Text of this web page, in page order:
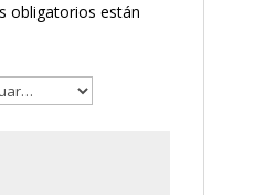
obligatorios están